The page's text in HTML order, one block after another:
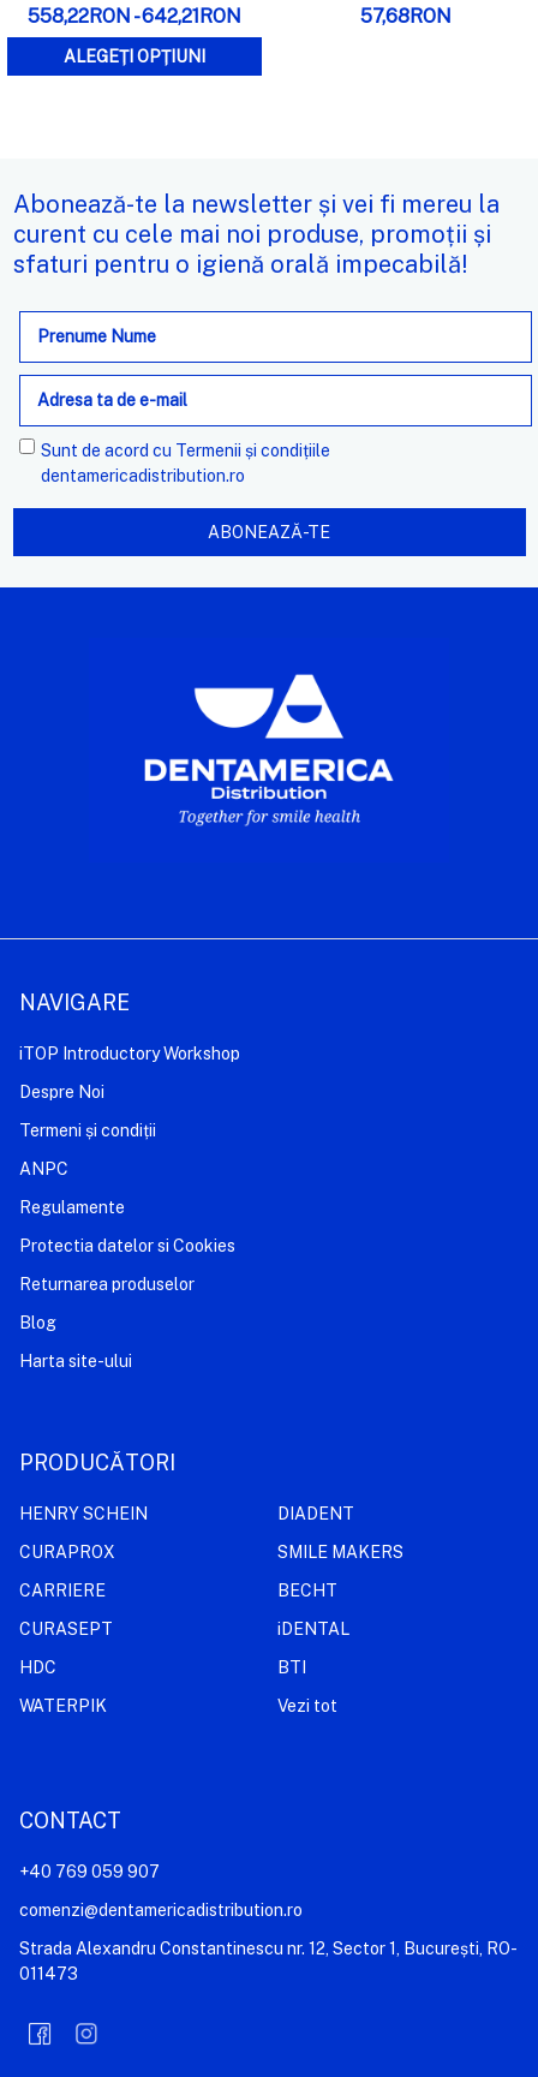
558,22RON - 642,21RON
ALEGEȚI OPȚIUNI
57,68RON
Abonează-te la newsletter și vei fi mereu la
curent cu cele mai noi produse, promoții și
sfaturi pentru o igienă orală impecabilă!
Adresa
e-
mail
Sunt de acord cu Termenii și condițiile
dentamericadistribution.ro
NAVIGARE
iTOP Introductory Workshop
Despre Noi
Termeni și condiții
ANPC
Regulamente
Protectia datelor si Cookies
Returnarea produselor
Blog
Harta site-ului
PRODUCĂTORI
HENRY SCHEIN
CURAPROX
CARRIERE
CURASEPT
HDC
WATERPIK
DIADENT
SMILE MAKERS
BECHT
iDENTAL
BTI
Vezi tot
CONTACT
+40 769 059 907
comenzi@dentamericadistribution.ro
Strada Alexandru Constantinescu nr. 12, Sector 1, București, RO-
011473